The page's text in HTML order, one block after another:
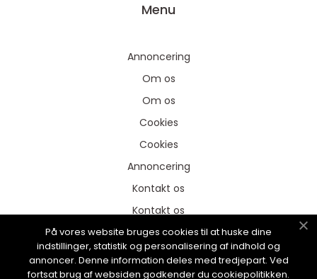
Menu
Annoncering
Om os
Om os
Cookies
Cookies
Annoncering
Kontakt os
Kontakt os
Sitemap
Sitemap
På vores website bruges cookies til at huske dine
indstillinger, statistik og personalisering af indhold og
annoncer. Denne information deles med tredjepart. Ved
fortsat brug af websiden godkender du cookiepolitikken.